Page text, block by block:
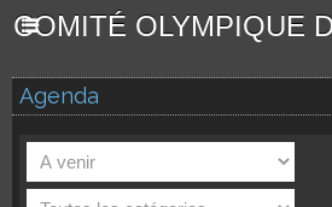
COMITÉ OLYMPIQUE
Agenda